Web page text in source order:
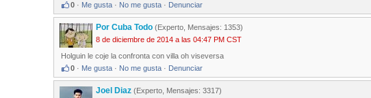
0 · Me gusta · No me gusta · Denunciar
Por Cuba Todo (Experto, Mensajes: 1353)
8 de diciembre de 2014 a las 04:47 PM CST
Holguin le coje la confronta con villa oh viseversa
0 · Me gusta · No me gusta · Denunciar
Joel Diaz (Experto, Mensajes: 3317)